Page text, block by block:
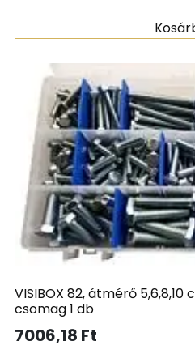
VISIBOX 82, átmérő 5,6,8,10
csomag 1 db
7006,18 Ft